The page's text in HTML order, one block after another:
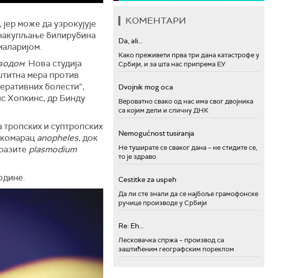
може да узрокујује
билирубина
. Нова студија
мера против
болести“,
Хопкинс, др Бинду
и суптропских
anopheles, док
plasmodium
КОМЕНТАРИ
Da, ali...
Како преживети прва три дана катастрофе у
Србији, и за шта нас припрема ЕУ
Dvojnik mog oca
Вероватно свако од нас има свог двојника
са којим дели и сличну ДНК
Nemogućnost tusiranja
Не туширате се сваког дана – не стидите се,
то је здраво
Cestitke za uspeh
Да ли сте знали да се најбоље грамофонске
ручице производе у Србији
Re: Eh...
Лесковачка спржа – производ са
заштићеним географским пореклом